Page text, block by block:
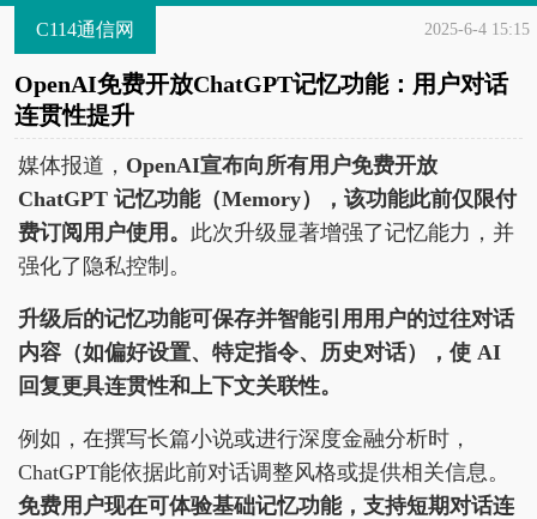
C114通信网 2025-6-4 15:15
OpenAI免费开放ChatGPT记忆功能：用户对话
连贯性提升
媒体报道， OpenAI宣布向所有用户免费开放
ChatGPT 记忆功能（Memory），该功能此前仅限付
费订阅用户使用。 此次升级显著增强了记忆能力，并
强化了隐私控制。
升级后的记忆功能可保存并智能引用用户的过往对话
内容（如偏好设置、特定指令、历史对话），使 AI
回复更具连贯性和上下文关联性。
例如，在撰写长篇小说或进行深度金融分析时，
ChatGPT能依据此前对话调整风格或提供相关信息。
免费用户现在可体验基础记忆功能，支持短期对话连